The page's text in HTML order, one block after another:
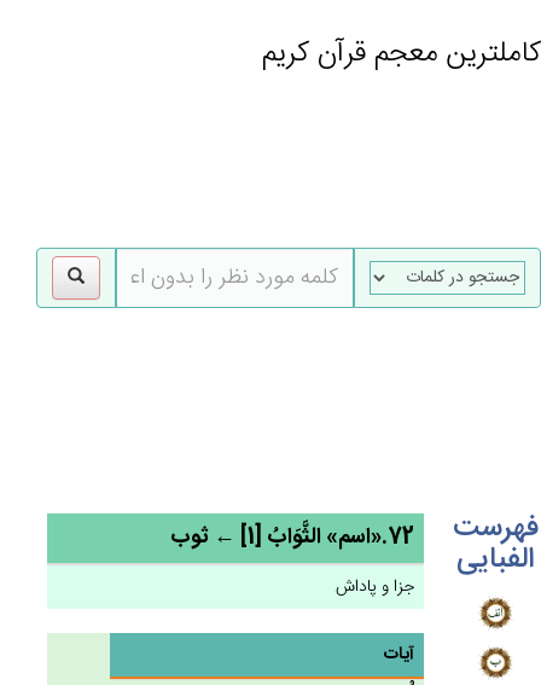
کاملترین معجم قرآن کریم
فهرست
الفبایی 72.«اسم» الثَّوَاب‌ُ [1] ← ثوب
جزا و پاداش
آیات